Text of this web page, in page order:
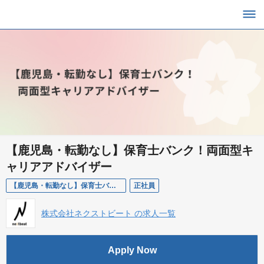
【鹿児島・転勤なし】保育士バンク！両面型キ
ャリアアドバイザー
【鹿児島・転勤なし】保育士バンク！両面型キャリアアドバイザー 正社員
株式会社ネクストビート の求人一覧
Apply Now